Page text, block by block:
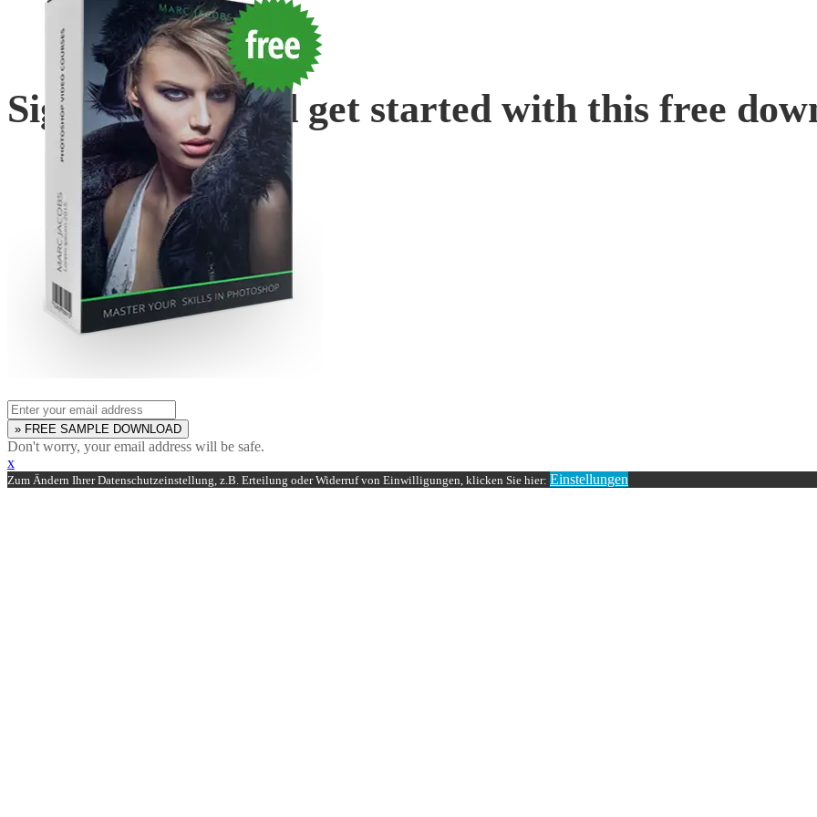
Sign Upnow and get started with this free
» FREE SAMPLE DOWNLOAD
Don't worry, your email address will be safe.
x
Zum Ändern Ihrer Datenschutzeinstellung, z.B. Erteilung oder Widerruf von Einwilligungen, klicken Sie hier: Einstellungen